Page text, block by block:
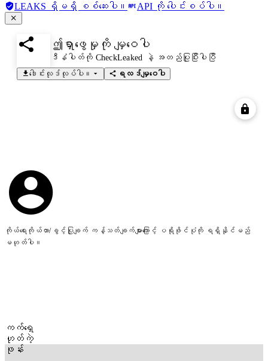
LEAKS ရှိမရှိ စစ်ဆေးပါ။ API ကို ပေါင်းစပ်ပါ။
ဤရှာဖွေမှုကို မျှဝေပါ
ဒီနံပါတ်ကို CheckLeaked နဲ့ အတည်ပြုပြီးပါပြီ
ဒေါင်းလုဒ်လုပ်ပါ။
ရလဒ်မျှဝေပါ
ကိုယ်ရေးကိုယ်တာ/ခွင့်ပြုချက် ကန့်သတ်ချက်များကြောင့် ပရိုဖိုင်ပုံကို ရရှိနိုင်မည်
မဟုတ်ပါ။
ကက်ရှေ
ဟုတ်ကဲ့
ဖုန်း